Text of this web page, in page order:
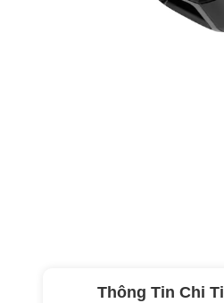
Thông Tin Chi